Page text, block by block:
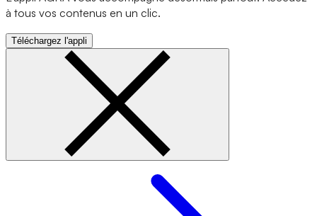
à tous vos contenus en un clic.
Téléchargez l'appli